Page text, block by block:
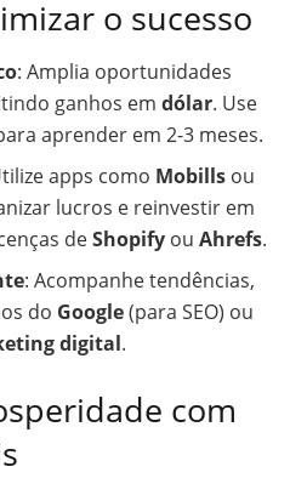
o sucesso
: Amplia oportunidades
ganhos emdólar. Use
aprender em 2-3 meses.
apps como Mobills ou
lucros e reinvestir em
deShopify ouAhrefs.
: Acompanhe tendências,
do Google(para SEO) ou
digital.
com